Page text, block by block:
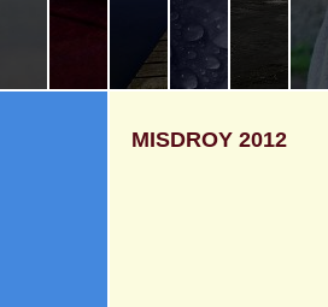
MISDROY 2012